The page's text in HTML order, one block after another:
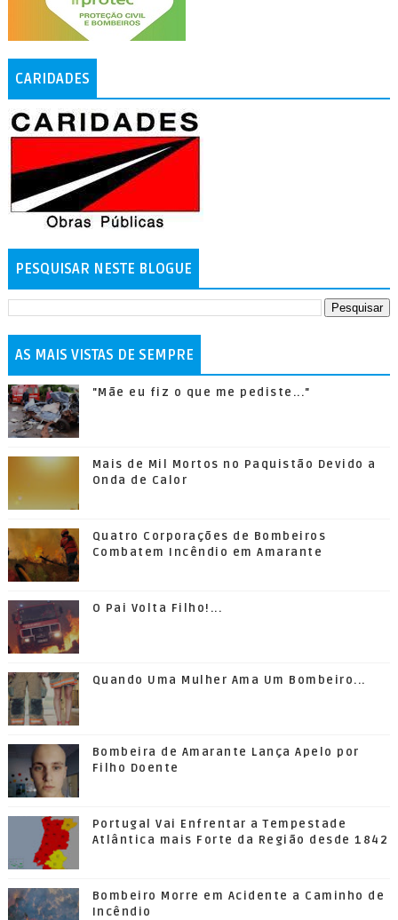
CARIDADES
PESQUISAR NESTE BLOGUE
AS MAIS VISTAS DE SEMPRE
"Mãe eu fiz o que me pediste..."
Mais de Mil Mortos no Paquistão Devido a
Onda de Calor
Quatro Corporações de Bombeiros
Combatem Incêndio em Amarante
O Pai Volta Filho!...
Quando Uma Mulher Ama Um Bombeiro...
Bombeira de Amarante Lança Apelo por
Filho Doente
Portugal Vai Enfrentar a Tempestade
Atlântica mais Forte da Região desde 1842
Bombeiro Morre em Acidente a Caminho de
Incêndio